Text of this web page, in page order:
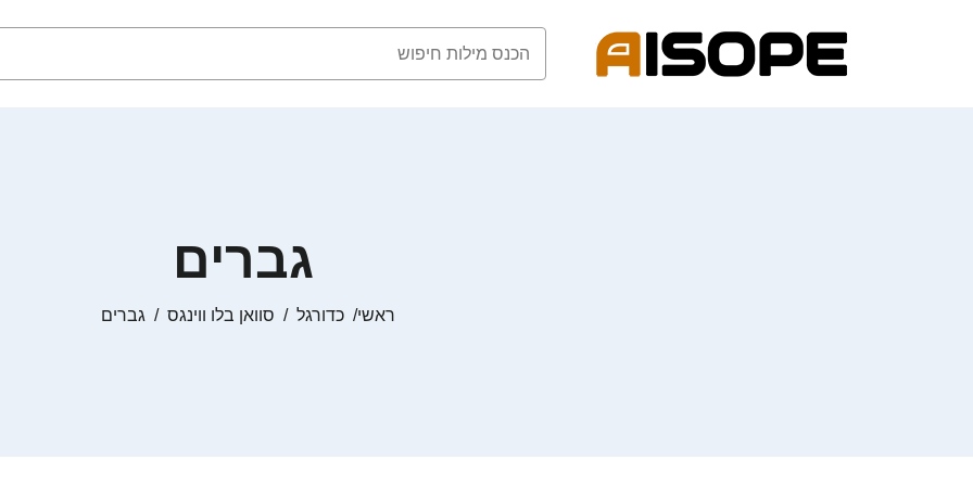
גברים
ראשי כדורגל סוואן בלו ווינגס גברים